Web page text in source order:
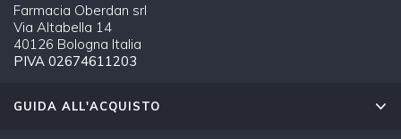
Farmacia Oberdan srl
Via Altabella 14
40126 Bologna Italia
PIVA 02674611203
GUIDA ALL'ACQUISTO